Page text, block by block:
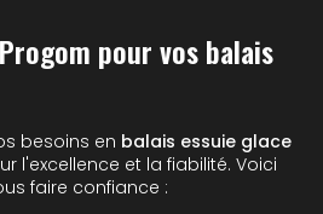
pour vos balais
besoins en balais essuie glace
l'excellence et la fiabilité. Voici
faire confiance :